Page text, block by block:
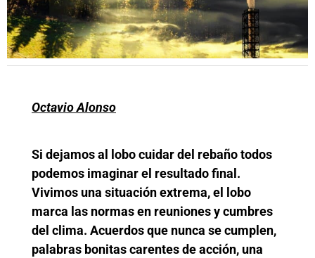
Octavio Alonso
Si dejamos al lobo cuidar del rebaño todos
podemos imaginar el resultado final.
Vivimos una situación extrema, el lobo
marca las normas en reuniones y cumbres
del clima. Acuerdos que nunca se cumplen,
palabras bonitas carentes de acción, una